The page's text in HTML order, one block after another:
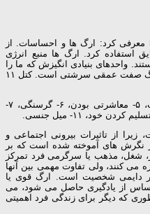
معرفی کرد: ارگ ها و احساسات. از
استفاده کرد. ارگ ها منبع انرژی
واحدهای بنیادی انگیزش که ما را
به سمت هدف خاصی هدایت می کنند. ارگ صفت عمقی سرشتی است. کتل ۱۱
۱- خشم، ۲- جاذبه، ۳- کنجکاوی، ۴- نفرت، ۵- معاشرتی بودن، ۶- گرسنگی، ۷-
از تاثیرات بیرونی اجتماعی و
های آموخته شده است که بر
شغل، مذهب یا سرگرمی فرد تمرکز
می کنند، ولی تفاوت مهمی بین آنها
دایمی شخصیت است. ارگ قوی یا
از یادگیری حاصل می شود، می
که دیگر برای زندگی فرد اهمیتی